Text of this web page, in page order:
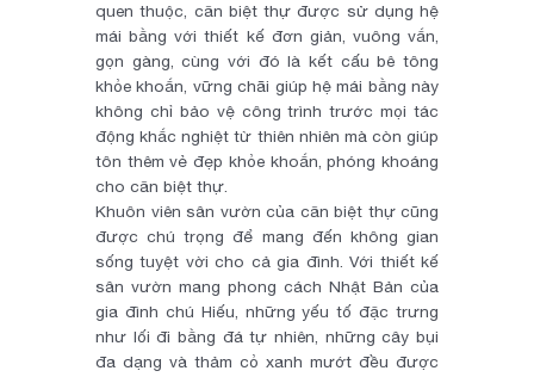
quen thuộc, căn biệt thự được sử dụng hệ
mái bằng với thiết kế đơn giản, vuông vắn,
gọn gàng, cùng với đó là kết cấu bê tông
khỏe khoắn, vững chãi giúp hệ mái bằng này
không chỉ bảo vệ công trình trước mọi tác
động khắc nghiệt từ thiên nhiên mà còn giúp
tôn thêm vẻ đẹp khỏe khoắn, phóng khoáng
cho căn biệt thự.
Khuôn viên sân vườn của căn biệt thự cũng
được chú trọng để mang đến không gian
sống tuyệt vời cho cả gia đình. Với thiết kế
sân vườn mang phong cách Nhật Bản của
gia đình chú Hiếu, những yếu tố đặc trưng
như lối đi bằng đá tự nhiên, những cây bụi
đa dạng và thảm cỏ xanh mướt đều được